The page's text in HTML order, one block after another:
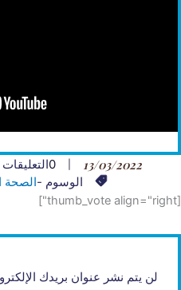
13/03/2022
0التعليقات
الوسوم -الصحة
[thumb_vote align="right"]
لن يتم نشر عنوان بريدك